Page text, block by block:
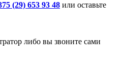
(29) 653 93 48 или оставьте
либо вы звоните сами